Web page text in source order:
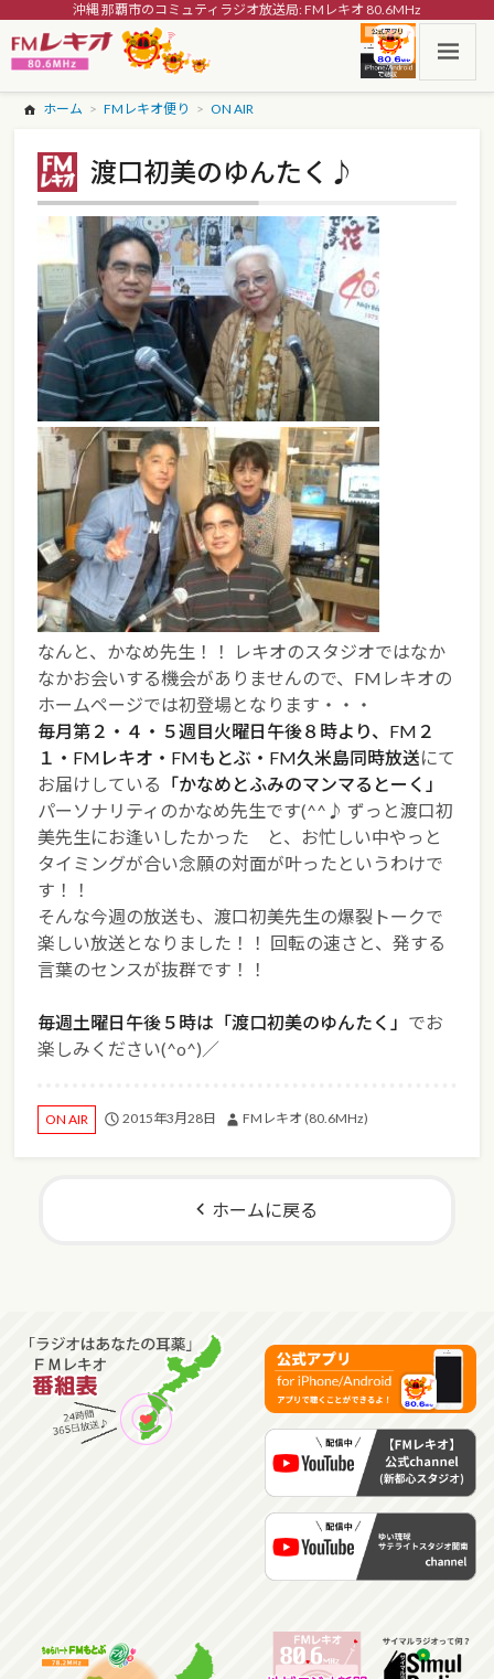
沖縄 那覇市のコミュティラジオ放送局: FMレキオ 80.6MHz
ホーム FMレキオ便り ON AIR
渡口初美のゆんたく♪
なんと、かなめ先生！！ レキオのスタジオではなか
なかお会いする機会がありませんので、FMレキオの
ホームページでは初登場となります・・・
毎月第２・４・５週目火曜日午後８時より、FM２
１・FMレキオ・FMもとぶ・FM久米島同時放送にて
お届けしている
「かなめとふみのマンマるとーく」
パーソナリティのかなめ先生です(^^♪ ずっと渡口初
美先生にお逢いしたかった と、お忙しい中やっと
タイミングが合い念願の対面が叶ったというわけで
す！！
そんな今週の放送も、渡口初美先生の爆裂トークで
楽しい放送となりました！！ 回転の速さと、発する
言葉のセンスが抜群です！！
毎週土曜日午後５時は「渡口初美のゆんたく」 でお
楽しみください(^o^)／
ON AIR 2015年3月28日 FMレキオ (80.6MHz)
ホームに戻る